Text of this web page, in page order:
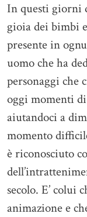
In questi giorni
gioia dei bimbi
presente in
uomo che ha
personaggi che
oggi momenti
aiutandoci a
momento
è riconosciuto
secolo. E’ colui
animazione e